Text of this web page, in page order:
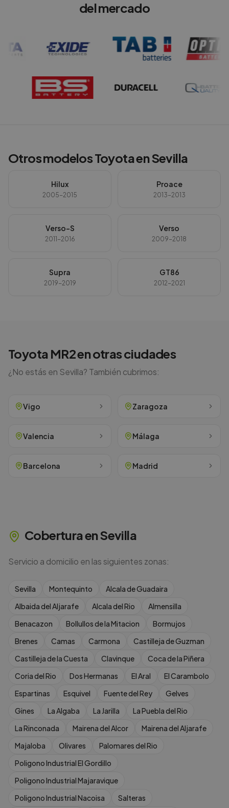
del mercado
Otros modelosToyotaenSevilla
Hilux
2005-2015
Proace
2013-2013
Verso-S
2011-2016
Verso
2009-2018
Supra
2019-2019
GT86
2012-2021
Toyota MR2en otras ciudades
¿No estás en Sevilla? También cubrimos:
Vigo Zaragoza
Valencia Málaga
Barcelona Madrid
Cobertura enSevilla
Servicio a domicilio en las siguientes zonas:
Sevilla Montequinto
Alcala de Guadaira
Albaida del Aljarafe
Alcala del Rio
Almensilla
Benacazon
Bollullos de la Mitacion
Bormujos
Brenes
Camas Carmona
Castilleja de Guzman
Castilleja de la Cuesta
Clavinque
Coca de la Piñera
Coria del Rio
Dos Hermanas El Aral
El Carambolo
Espartinas
Esquivel Fuente del Rey
Gelves
Gines
La Algaba La Jarilla
La Puebla del Rio
La Rinconada
Mairena del Alcor
Mairena del Aljarafe
Majaloba
Olivares
Palomares del Rio
Poligono Industrial El Gordillo
Poligono Industrial Majaravique
Poligono Industrial Nacoisa
Salteras